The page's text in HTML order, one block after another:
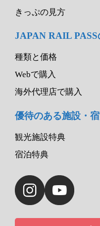
きっぷの見方
JAPAN RAIL
種類と価格
Webで購入
海外代理店で購入
優待のある施設・
観光施設特典
宿泊特典